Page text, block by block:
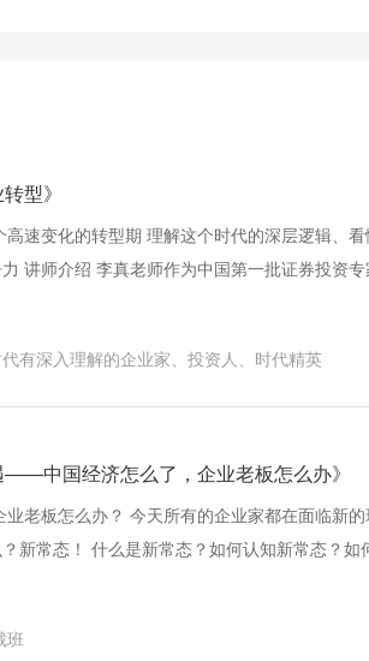
型》
高速变化的转型期 理解这个时代的深层逻辑、
讲师介绍 李真老师作为中国第一批证券投资专
十五年经济研究与资本实战经验， 今天，李真
有深入理解的企业家、投资人、时代精英
——中国经济怎么了，企业老板怎么办》
业老板怎么办？ 今天所有的企业家都在面临新
新常态！ 什么是新常态？如何认知新常态？如
级路径？ 新常态到底是什么？ 今天新常态的原
常态下，该做什么？有什么样的产业机遇，如
思考的问题。 今天，认知是最大的资本，学习
班